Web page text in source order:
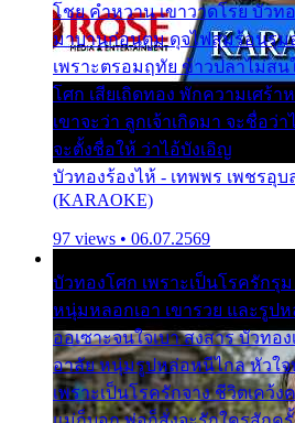
โชย คำหวาน เขาวาดโรย บัวท
มาบานก่อนตูม ดุจไฟสุมร้อนรุม
เพราะตรอมฤทัย ข้าวปลาไม่สน
โศก เสียเถิดทอง พักความเศร้า
เขาจะว่า ลูกเจ้าเกิดมา จะชื่อว่
จะตั้งชื่อให้ ว่าไอ้บังเอิญ
บัวทองร้องไห้ - เทพพร เพชรอุ
(KARAOKE)
97 views • 06.07.2569
บัวทองโศก เพราะเป็นโรครัก
หนุ่มหลอกเอา เขารวย และรูป
ออเซาะจนใจเบา สงสาร บัวทอ
อาลัย หนุ่มรูปหล่อหนีไกล หัวใจ
เพราะเป็นโรครักจาง ชีวิตเคว้ง